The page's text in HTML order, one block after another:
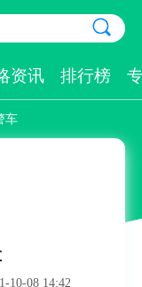
资讯 排行榜
车
10-08 14:42